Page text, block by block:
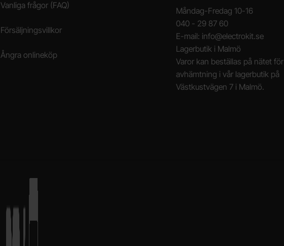
Vanliga frågor (FAQ)
Försäljningsvillkor
Ångra onlineköp
Måndag-Fredag 10-16
040 - 29 87 60
E-mail: info@electrokit.se
Lagerbutik i Malmö
Varor kan beställas på nätet för
avhämtning i vår lagerbutik på
Västkustvägen 7 i Malmö.